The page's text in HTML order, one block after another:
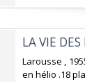
‎LA VIE
‎Larousse ,
en hélio .18